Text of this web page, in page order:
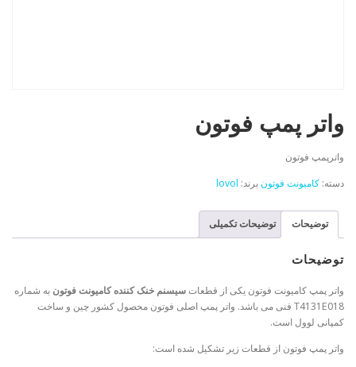
واتر پمپ فوتون
واترپمپ فوتون
دسته: کامیونت فوتونبرند: lovol
توضیحات توضیحات تکمیلی
توضیحات
واتر پمپ کامیونت فوتون یکی از قطعاتسیسنم خنک کننده کامیونت فوتون به شماره
T4131E018 فنی می باشد. واتر پمپ اصلی فوتون محصول کشور چین و ساخت
کمپانی لوول است.
واتر پمپ فوتون از قطعات زیر تشکیل شده است: